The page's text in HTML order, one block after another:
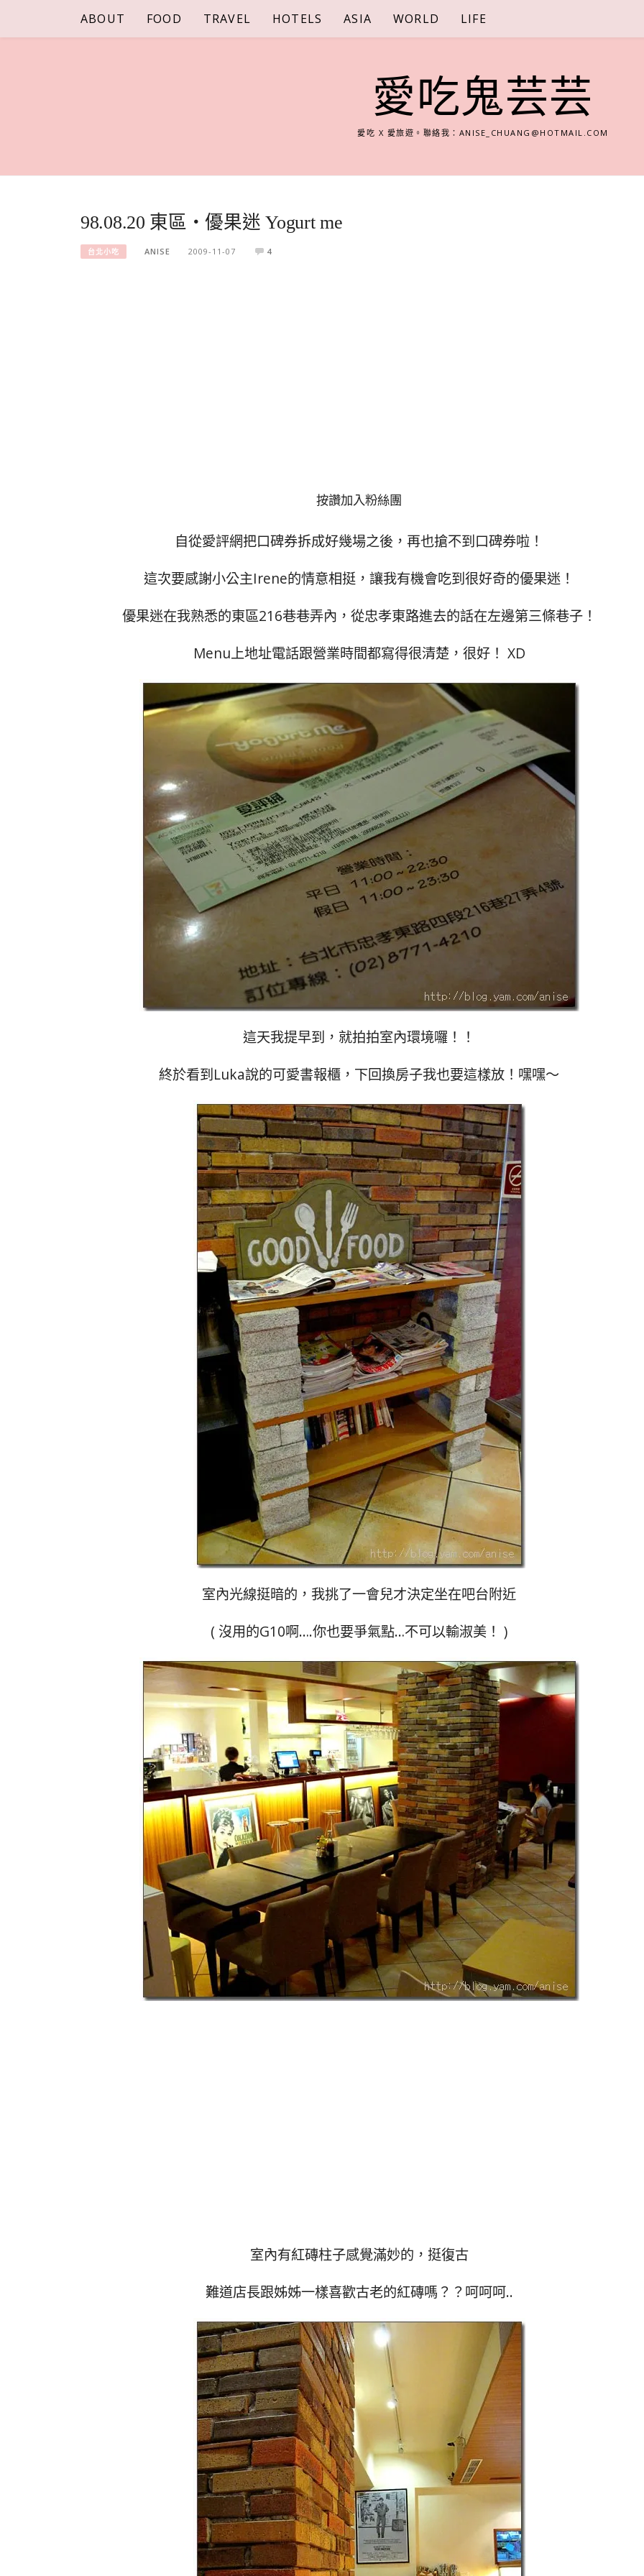
content
ABOUT FOOD TRAVEL HOTELS ASIA WORLD LIFE
愛吃鬼芸芸
愛吃 X 愛旅遊。聯絡我： ANISE_CHUANG@HOTMAIL.COM
98.08.20 東區‧優果迷 Yogurt me
台北小吃 ANISE 2009-11-07 4
按讚加入粉絲團
自從愛評網把口碑券拆成好幾場之後，再也搶不到口碑券啦！
這次要感謝小公主Irene的情意相挺，讓我有機會吃到很好奇的優果迷！
優果迷在我熟悉的東區216巷巷弄內，從忠孝東路進去的話在左邊第三條巷子！
Menu上地址電話跟營業時間都寫得很清楚，很好！ XD
這天我提早到，就拍拍室內環境囉！！
終於看到Luka說的可愛書報櫃，下回換房子我也要這樣放！嘿嘿～
室內光線挺暗的，我挑了一會兒才決定坐在吧台附近
( 沒用的G10啊….你也要爭氣點…不可以輸淑美！ )
室內有紅磚柱子感覺滿妙的，挺復古
難道店長跟姊姊一樣喜歡古老的紅磚嗎？？呵呵呵..